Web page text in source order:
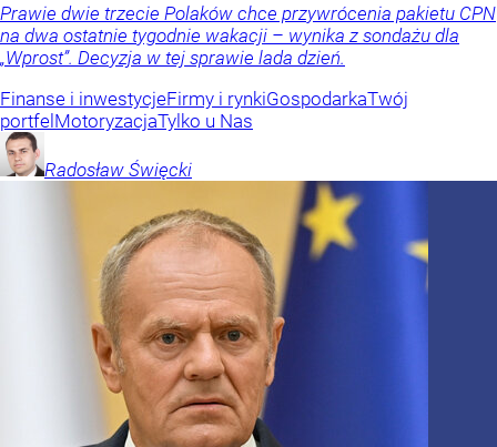
Prawie dwie trzecie Polaków chce przywrócenia pakietu CPN
na dwa ostatnie tygodnie wakacji – wynika z sondażu dla
„Wprost”. Decyzja w tej sprawie lada dzień.
Finanse i inwestycjeFirmy i rynkiGospodarkaTwój
portfelMotoryzacjaTylko u Nas
Radosław Święcki